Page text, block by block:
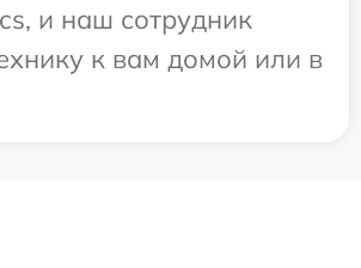
и наш сотрудник
к вам домой или в